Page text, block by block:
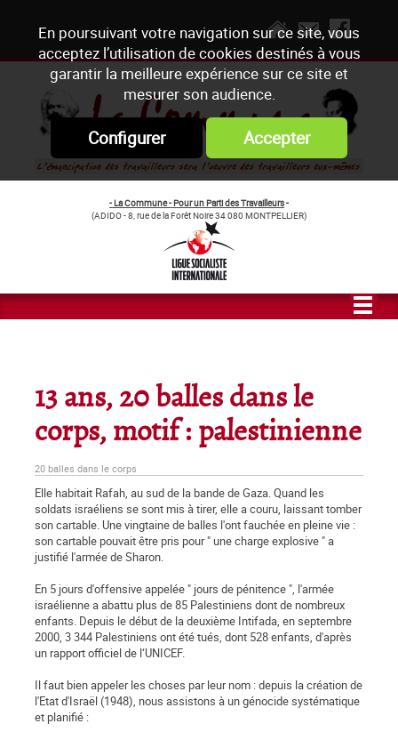
En poursuivant votre navigation sur ce site, vous
acceptez l’utilisation de cookies destinés à vous
garantir la meilleure expérience sur ce site et
mesurer son audience.
Configurer Accepter
- La Commune - Pour un Parti des Travailleurs-
(ADIDO - 8, rue de la Forêt Noire 34 080 MONTPELLIER)
13 ans, 20 balles dans le
corps, motif : palestinienne
20 balles dans le corps
Elle habitait Rafah, au sud de la bande de Gaza. Quand les
soldats israéliens se sont mis à tirer, elle a couru, laissant tomber
son cartable. Une vingtaine de balles l'ont fauchée en pleine vie :
son cartable pouvait être pris pour " une charge explosive " a
justifié l'armée de Sharon.
En 5 jours d'offensive appelée " jours de pénitence ", l'armée
israélienne a abattu plus de 85 Palestiniens dont de nombreux
enfants. Depuis le début de la deuxième Intifada, en septembre
2000, 3 344 Palestiniens ont été tués, dont 528 enfants, d'après
un rapport officiel de l‘UNICEF.
Il faut bien appeler les choses par leur nom : depuis la création de
l'Etat d'Israël (1948), nous assistons à un génocide systématique
et planifié :